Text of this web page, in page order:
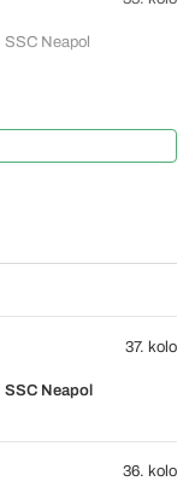
SSC Neapol
SSC Neapol
37. kolo
36. kolo